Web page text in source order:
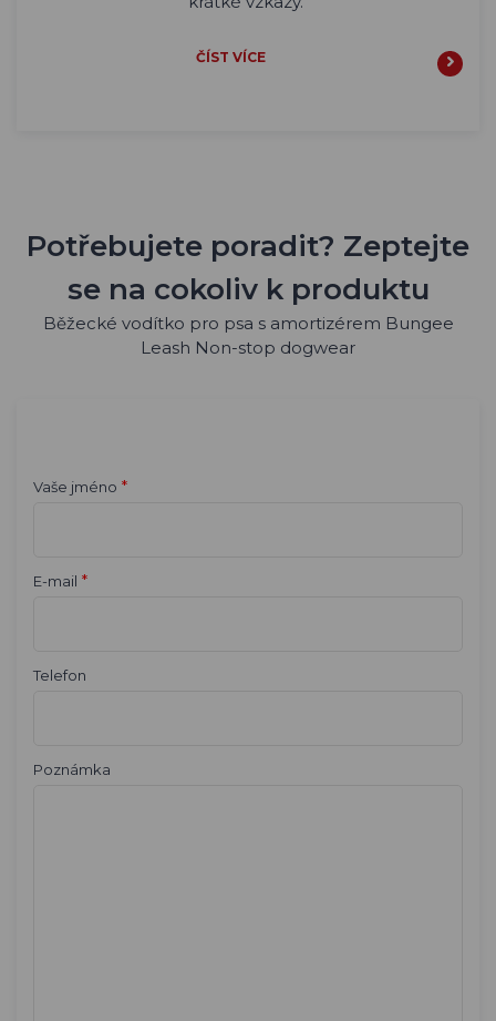
ČÍST VÍCE
Potřebujete poradit? Zeptejte
se na cokoliv k produktu
Běžecké vodítko pro psa s amortizérem Bungee
Leash Non-stop dogwear
Vaše jméno *
E-mail *
Telefon
Poznámka